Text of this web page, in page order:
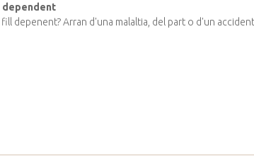
dependent
depenent? Arran d'una malaltia, del part o d'un